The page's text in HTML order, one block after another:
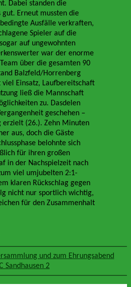
Dabei standen die
Erneut mussten die
Ausfälle verkraften,
Spieler auf die
auf ungewohnten
war der enorme
über die gesamten 90
Balzfeld/Horrenberg
Einsatz, Laufbereitschaft
ließ die Mannschaft
zu. Dasdelen
geschehen –
erzielt (26.). Zehn Minuten
aus, doch die Gäste
belohnte sich
für ihren großen
in der Nachspielzeit nach
viel umjubelten 2:1-
klaren Rückschlag gegen
nicht nur sportlich wichtig,
für den Zusammenhalt
und zum Ehrungsabend
Sandhausen 2